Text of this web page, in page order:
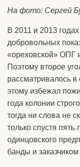
На фото: Сергей
В 2011 и 2013
добровольных
«ореховской» ОПГ
Поэтому второе
рассматривалось
этому избежал
года колонии
тогда ни слова не
только спустя пять
одинцовского
банды и